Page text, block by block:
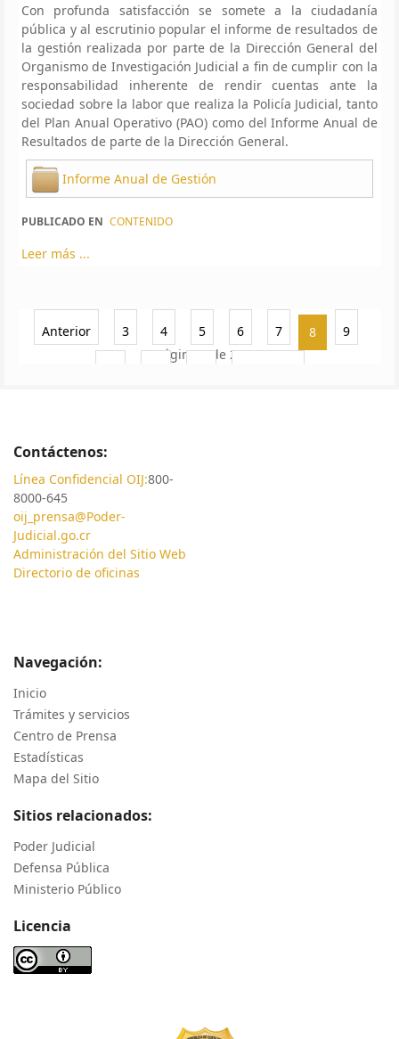
Con profunda satisfacción se somete a la ciudadanía
pública y al escrutinio popular el informe de resultados de
la gestión realizada por parte de la Dirección General del
Organismo de Investigación Judicial a fin de cumplir con la
responsabilidad inherente de rendir cuentas ante la
sociedad sobre la labor que realiza la Policía Judicial, tanto
del Plan Anual Operativo (PAO) como del Informe Anual de
Resultados de parte de la Dirección General.
Informe Anual de Gestión
PUBLICADO EN CONTENIDO
Leer más ...
Anterior 3 4 5 6 7 8 9
Página 8 de 22
Contáctenos:
Línea Confidencial OIJ:800-
8000-645
oij_prensa@Poder-
Judicial.go.cr
Administración del Sitio Web
Directorio de oficinas
Navegación:
Inicio
Trámites y servicios
Centro de Prensa
Estadísticas
Mapa del Sitio
Sitios relacionados:
Poder Judicial
Defensa Pública
Ministerio Público
Licencia